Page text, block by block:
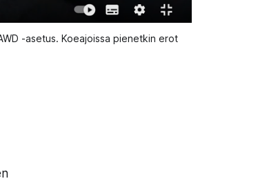
-asetus. Koeajoissa pienetkin erot